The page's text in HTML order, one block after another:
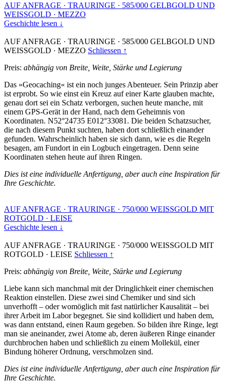
AUF ANFRAGE · TRAURINGE · 585/000 GELBGOLD UND
WEISSGOLD · MEZZO
Geschichte lesen ↓
AUF ANFRAGE · TRAURINGE · 585/000 GELBGOLD UND
WEISSGOLD · MEZZO Schliessen ↑
Preis: abhängig von Breite, Weite, Stärke und Legierung
Das »Geocaching« ist ein noch junges Abenteuer. Sein Prinzip aber
ist erprobt. So wie einst ein Kreuz auf einer Karte glauben machte,
genau dort sei ein Schatz verborgen, suchen heute manche, mit
einem GPS-Gerät in der Hand, nach dem Geheimnis von
Koordinaten. N52°24735 E012°33081. Die beiden Schatzsucher,
die nach diesem Punkt suchten, haben dort schließlich einander
gefunden. Wahrscheinlich haben sie sich dann, wie es die Regeln
besagen, am Fundort in ein Logbuch eingetragen. Denn seine
Koordinaten stehen heute auf ihren Ringen.
Dies ist eine individuelle Anfertigung, aber auch eine Inspiration für
Ihre Geschichte.
AUF ANFRAGE · TRAURINGE · 750/000 WEISSGOLD MIT
ROTGOLD · LEISE
Geschichte lesen ↓
AUF ANFRAGE · TRAURINGE · 750/000 WEISSGOLD MIT
ROTGOLD · LEISE Schliessen ↑
Preis: abhängig von Breite, Weite, Stärke und Legierung
Liebe kann sich manchmal mit der Dringlichkeit einer chemischen
Reaktion einstellen. Diese zwei sind Chemiker und sind sich
unverhofft – oder womöglich mit fast natürlicher Kausalität – bei
ihrer Arbeit im Labor begegnet. Sie sind kollidiert und haben dem,
was dann entstand, einen Raum gegeben. So bilden ihre Ringe, legt
man sie aneinander, zwei Atome ab, deren äußeren Ringe einander
durchbrochen haben und schließlich zu einem Mollekül, einer
Bindung höherer Ordnung, verschmolzen sind.
Dies ist eine individuelle Anfertigung, aber auch eine Inspiration für
Ihre Geschichte.